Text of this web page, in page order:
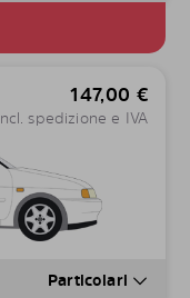
147,00 €
spedizione e IVA
Particolari